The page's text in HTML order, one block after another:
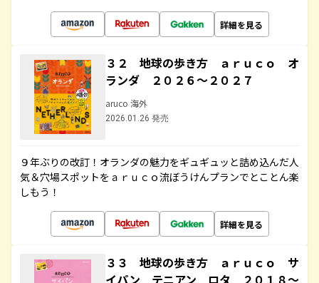
詳細を見る
３２ 地球の歩き方 ａｒｕｃｏ オ
ランダ ２０２６～２０２７
aruco 海外
2026.01.26 発売
９年ぶりの改訂！オランダの魅力をギュギュッと詰め込んだ人
気＆穴場スポットをａｒｕｃｏ流ぼうけんプランでとことん楽
しもう！
詳細を見る
３３ 地球の歩き方 ａｒｕｃｏ サ
イパン テニアン ロタ ２０１８～